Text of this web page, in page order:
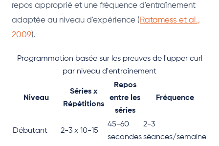
repos approprié et une fréquence d'entraînement
adaptée au niveau d'expérience ( Ratamess et al.,
2009).
Programmation basée sur les preuves de l'upper curl
par niveau d'entraînement
Niveau
Séries x
Répétitions
Repos
entre les
séries
Fréquence
Débutant 2-3 x 10-15
45-60
secondes
2-3
séances/semaine